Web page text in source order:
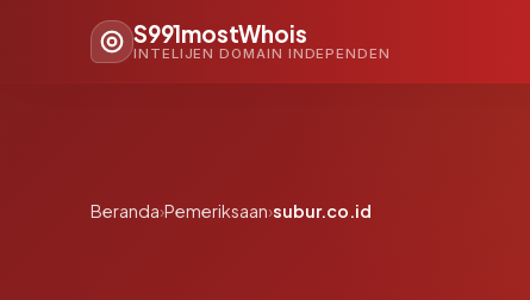
S991mostWhois
INTELIJEN DOMAIN INDEPENDEN
Beranda›Pemeriksaan›subur.co.id